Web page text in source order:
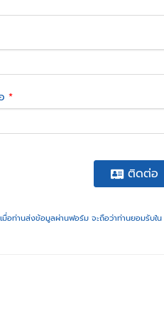
*
ติดต่อ
เมื่อท่านส่งข้อมูลผ่านฟอร์ม จะถือว่าท่านยอมรับใน